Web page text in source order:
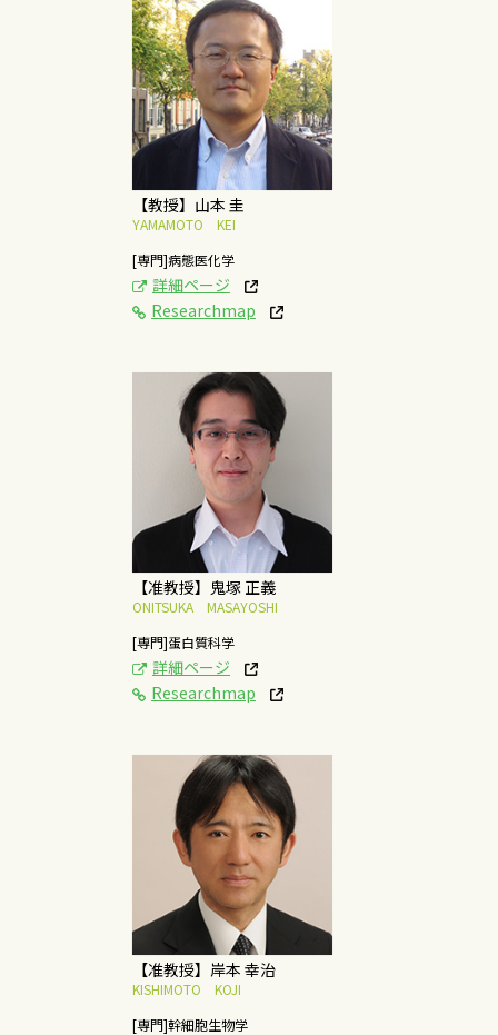
[研究テーマ]
病態疾患に関わる脂質
代謝ネットワークの研
究
概要はこちら
【教授】山本 圭
YAMAMOTO KEI
[専門]病態医化学
詳細ページ
Researchmap
[研究テーマ]
バイオ医薬品の生産プ
ラットフォーム開発
概要はこちら
【准教授】鬼塚 正義
ONITSUKA MASAYOSHI
[専門]蛋白質科学
詳細ページ
Researchmap
[研究テーマ]
がん細胞における脱分
化誘導受容体ならびに
神経保護機能を果たす
脂質代謝酵素の研究
概要はこちら
【准教授】岸本 幸治
KISHIMOTO KOJI
[専門]幹細胞生物学